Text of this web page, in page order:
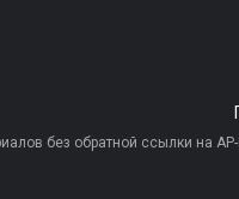
без обратной ссылки на